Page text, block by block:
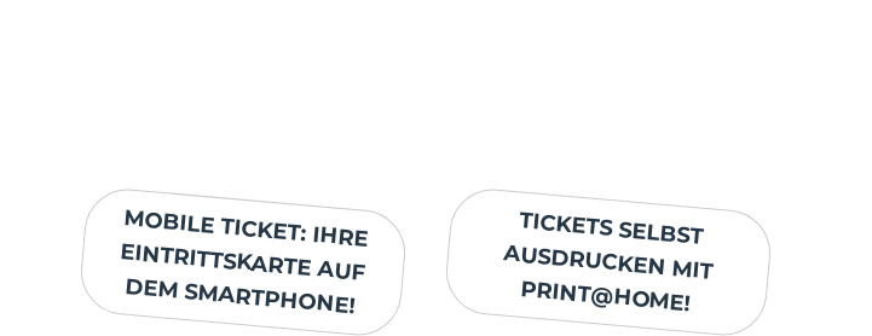
TICKETS SELBST
AUSDRUCKEN MIT
PRINT@HOME!
MOBILE TICKET: IHRE
EINTRITTSKARTE AUF
DEM SMARTPHONE!